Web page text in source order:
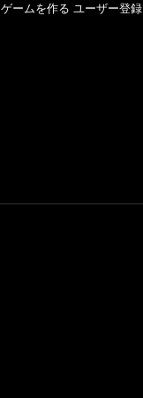
ゲームを作る ユーザー登録